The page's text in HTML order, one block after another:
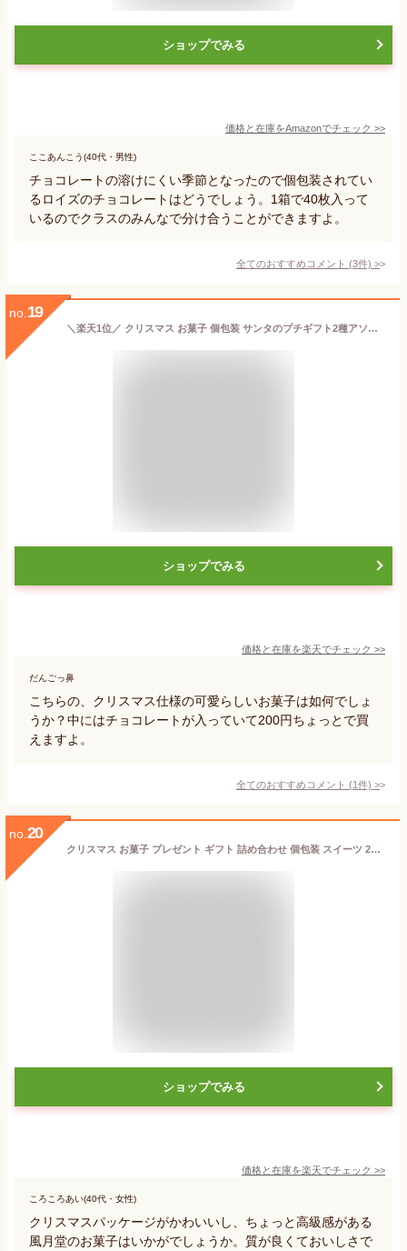
ショップでみる
価格と在庫をAmazonでチェック >>
ここあんこう(40代・男性)
チョコレートの溶けにくい季節となったので個包装されてい
るロイズのチョコレートはどうでしょう。1箱で40枚入って
いるのでクラスのみんなで分け合うことができますよ。
全てのおすすめコメント (3件) >
no. 19
＼楽天1位／ クリスマス お菓子 個包装 サンタのプチギフト2種アソート チョコレート プチギフト お菓子 クリスマス 業務用 クリスマス 子供会 詰め合わせ クリスマス 子供 子ども会 運動会 景品 PTA 記念品 プレゼント
ショップでみる
価格と在庫を楽天でチェック >>
だんごっ鼻
こちらの、クリスマス仕様の可愛らしいお菓子は如何でしょ
うか？中にはチョコレートが入っていて200円ちょっとで買
えますよ。
全てのおすすめコメント (1件) >
no. 20
クリスマス お菓子 プレゼント ギフト 詰め合わせ 個包装 スイーツ 2025東京風月堂 クリスマスガトーセック christmas2025
ショップでみる
価格と在庫を楽天でチェック >>
ころころあい(40代・女性)
クリスマスパッケージがかわいいし、ちょっと高級感がある
風月堂のお菓子はいかがでしょうか。質が良くておいしさで